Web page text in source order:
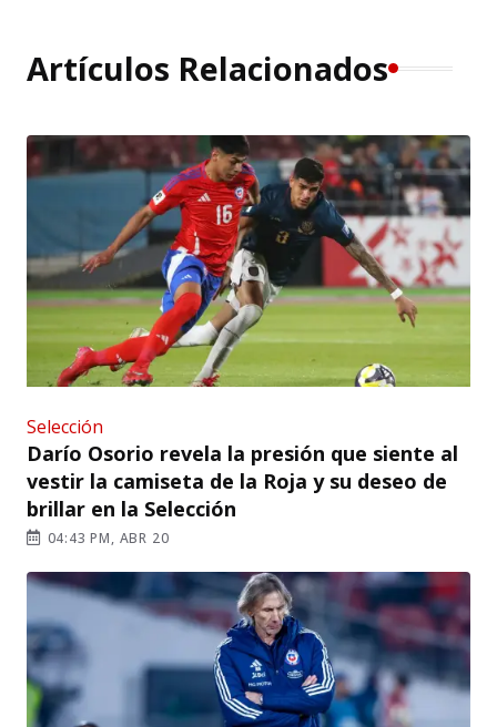
Artículos Relacionados
Selección
Darío Osorio revela la presión que siente al
vestir la camiseta de la Roja y su deseo de
brillar en la Selección
04:43 PM, ABR 20